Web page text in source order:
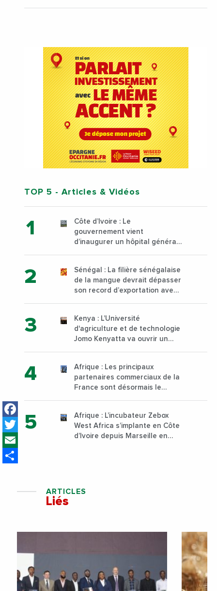
Facebook
Twitter
TOP 5 - Articles & Vidéos
Côte d’Ivoire : Le
gouvernement vient
d’inaugurer un hôpital général
Sénégal : La filière sénégalaise
de la mangue devrait dépasser
son record d’exportation avec
Kenya : L’Université
d'agriculture et de technologie
Jomo Kenyatta va ouvrir un
sur son campus de Karen à
Nairobi dès janvier 2023
Afrique : Les principaux
partenaires commerciaux de la
France sont désormais le
Afrique : L’incubateur Zebox
West Africa s’implante en Côte
d’Ivoire depuis Marseille en
ARTICLES
Liés